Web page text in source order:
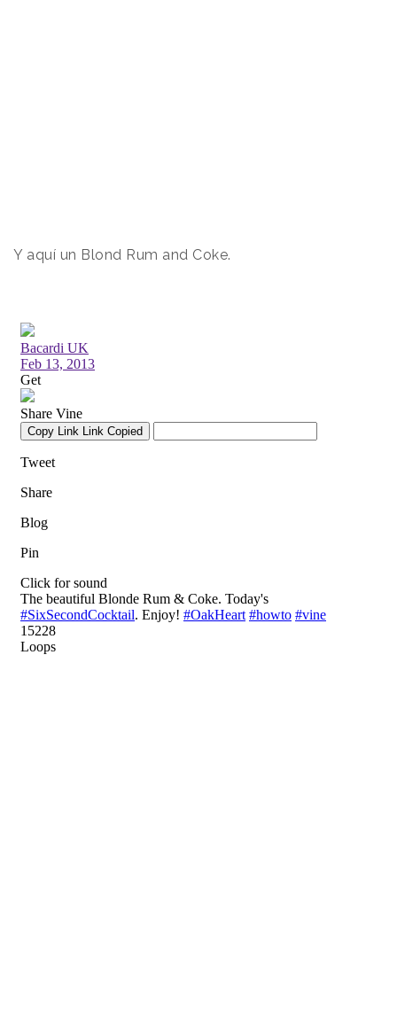
Y aquí un Blond Rum and Coke.